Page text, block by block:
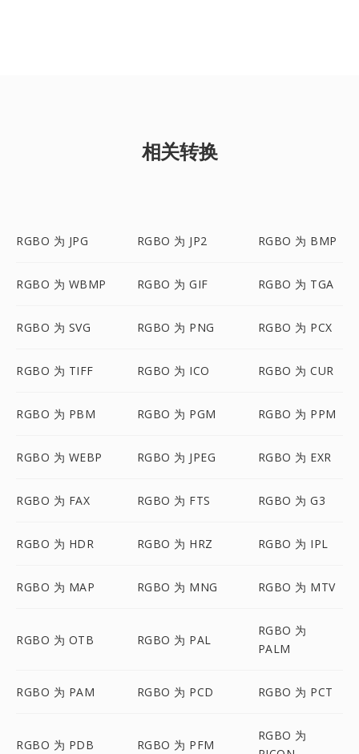
相关转换
RGBO 为 JPG RGBO 为 JP2 RGBO 为 BMP
RGBO 为 WBMP RGBO 为 GIF RGBO 为 TGA
RGBO 为 SVG RGBO 为 PNG RGBO 为 PCX
RGBO 为 TIFF RGBO 为 ICO RGBO 为 CUR
RGBO 为 PBM RGBO 为 PGM RGBO 为 PPM
RGBO 为 WEBP RGBO 为 JPEG RGBO 为 EXR
RGBO 为 FAX RGBO 为 FTS RGBO 为 G3
RGBO 为 HDR RGBO 为 HRZ RGBO 为 IPL
RGBO 为 MAP RGBO 为 MNG RGBO 为 MTV
RGBO 为 OTB RGBO 为 PAL
RGBO 为
PALM
RGBO 为 PAM RGBO 为 PCD RGBO 为 PCT
RGBO 为 PDB RGBO 为 PFM
RGBO 为